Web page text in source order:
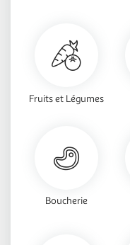
Fruits et Légumes
Boucherie